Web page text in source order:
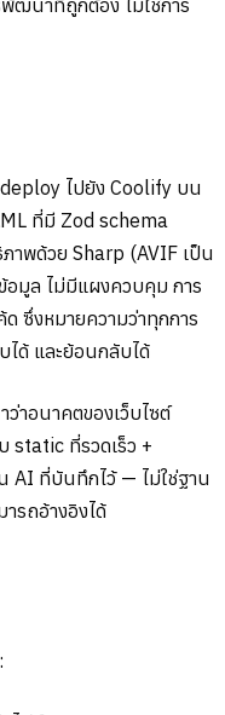
ไปยัง Coolify บน
ที่มี Zod schema
าพด้วย Sharp (AVIF เป็น
อมูล ไม่มีแผงควบคุม การ
ซึ่งหมายความว่าทุกการ
ด้ และย้อนกลับได้
าอนาคตของเว็บไซต์
static ที่รวดเร็ว +
AI ที่บันทึกไว้ — ไม่ใช่ฐาน
รถอ้างอิงได้